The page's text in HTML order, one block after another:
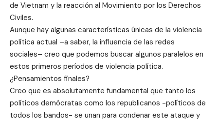
de Vietnam y la reacción al Movimiento por los Derechos
Civiles.
Aunque hay algunas características únicas de la violencia
política actual –a saber, la influencia de las redes
sociales– creo que podemos buscar algunos paralelos en
estos primeros períodos de violencia política.
¿Pensamientos finales?
Creo que es absolutamente fundamental que tanto los
políticos demócratas como los republicanos -políticos de
todos los bandos- se unan para condenar este ataque y